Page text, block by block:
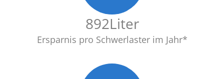
899Liter
Ersparnis pro Schwerlaster im Jahr*